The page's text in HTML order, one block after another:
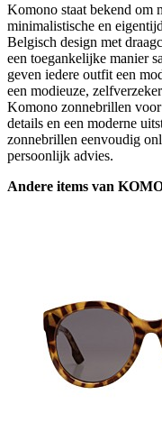
Komono staat bekend om
minimalistische en
Belgisch design met
een toegankelijke manier
geven iedere outfit een
een modieuze,
Komono zonnebrillen
details en een moderne
zonnebrillen eenvoudig
persoonlijk advies.
Andere items van